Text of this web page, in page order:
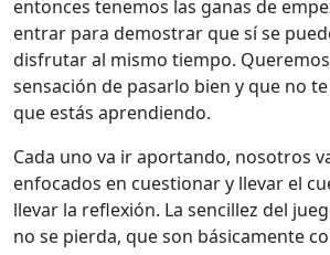
entonces tenemos las ganas de
entrar para demostrar que sí se
disfrutar al mismo tiempo.
sensación de pasarlo bien y que no
que estás aprendiendo.
Cada uno va ir aportando, nosotros
enfocados en cuestionar y llevar el
llevar la reflexión. La sencillez del
no se pierda, que son básicamente